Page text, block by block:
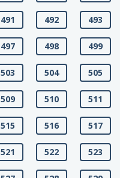
491 492 493
497 498 499
503 504 505
509 510 511
515 516 517
521 522 523